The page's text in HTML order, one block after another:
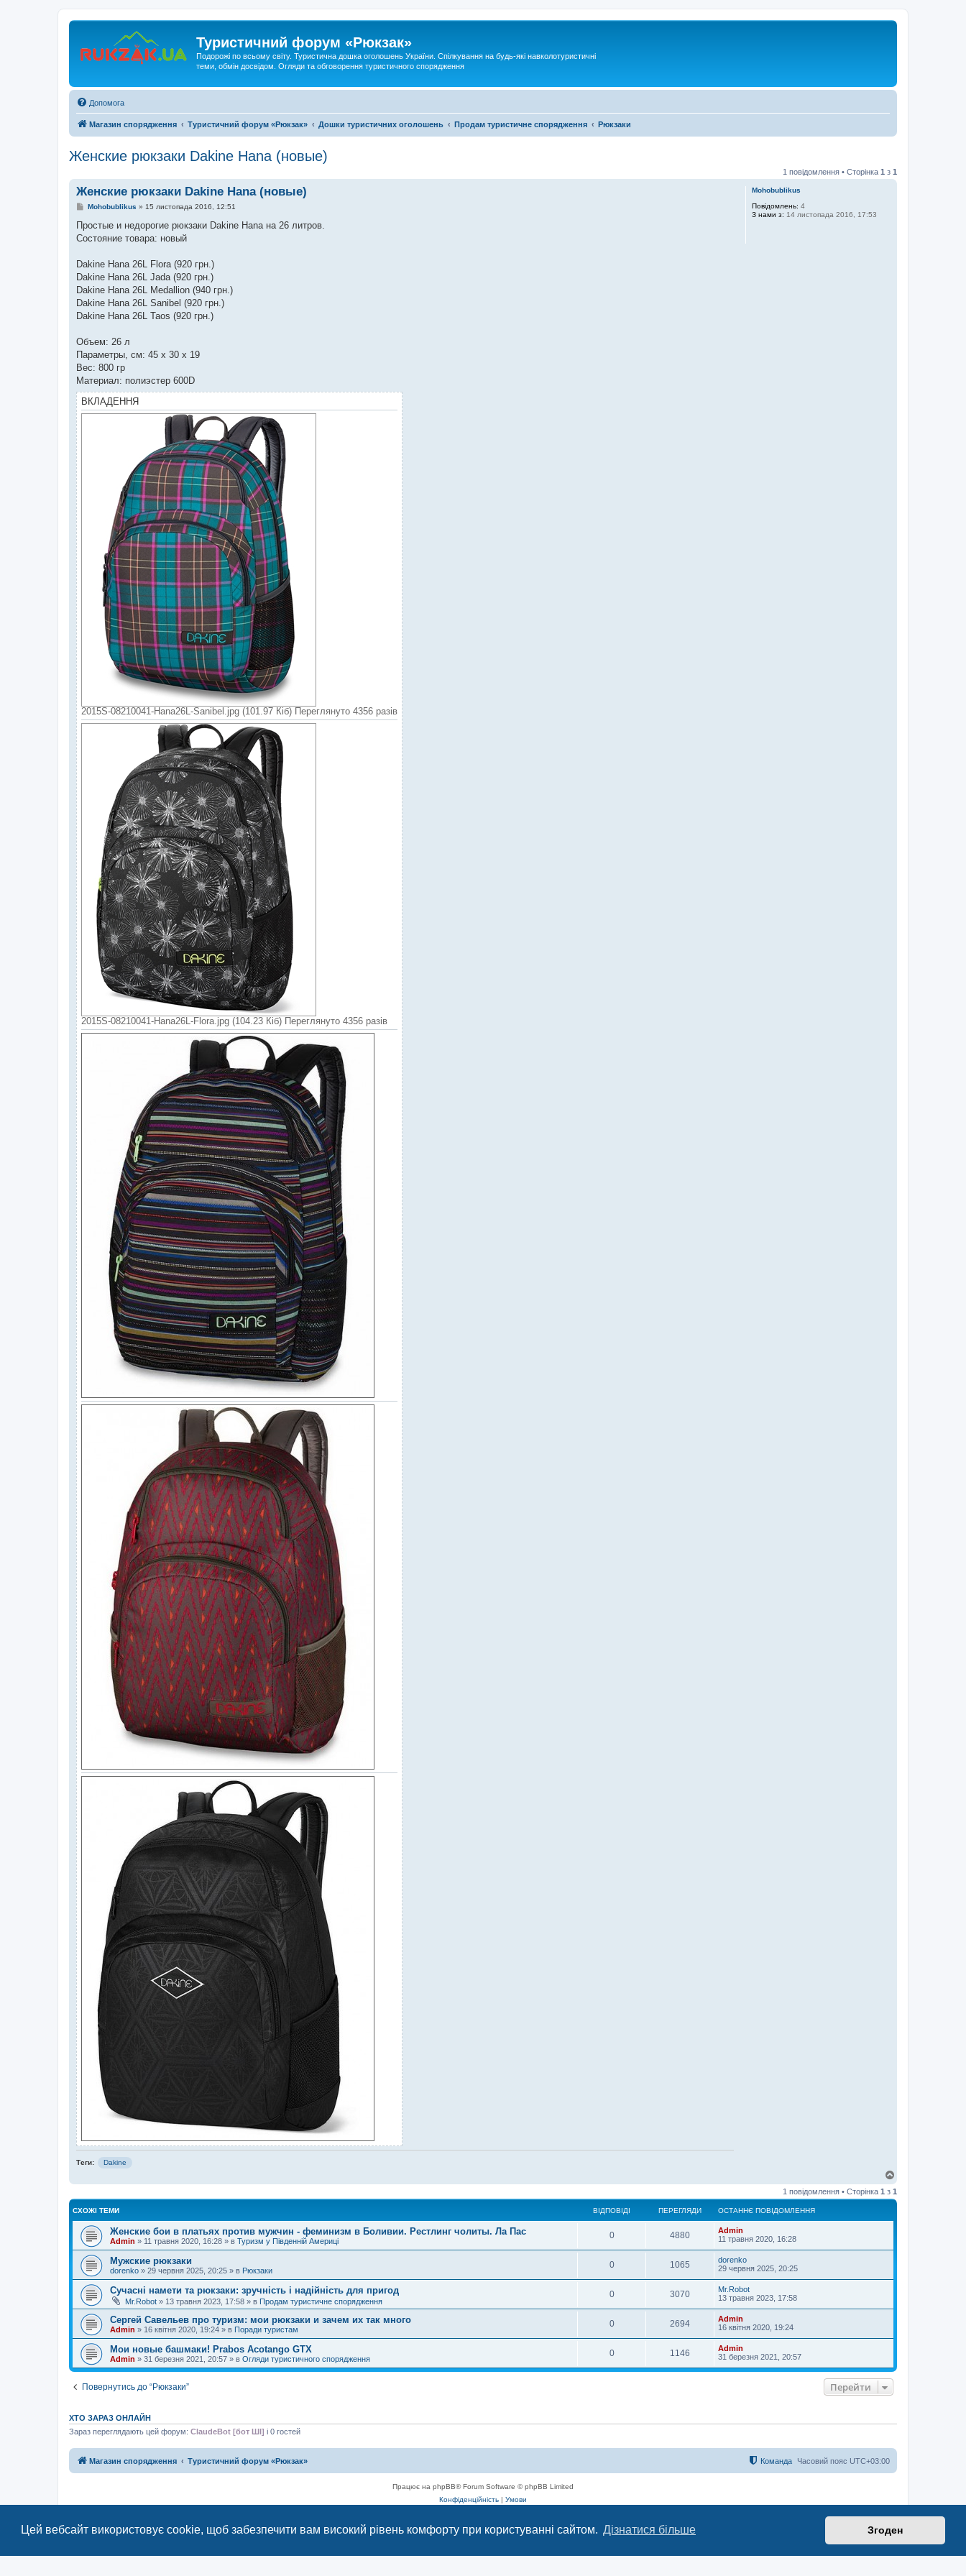
Цей вебсайт використовує cookie, щоб забезпечити вам високий рівень комфорту при користуванні сайтом. Дізнатися більше Згоден
Туристичний форум «Рюкзак»
Подорожі по всьому світу. Туристична дошка оголошень України. Спілкування на будь-які навколотуристичні
теми, обмін досвідом. Огляди та обговорення туристичного спорядження
Допомога
Магазин спорядження Туристичний форум «Рюкзак» Дошки туристичних оголошень Продам туристичне спорядження Рюкзаки
Женские рюкзаки Dakine Hana (новые)
1 повідомлення • Сторінка 1 з 1
Mohobublikus
Повідомлень: 4
З нами з: 14 листопада 2016, 17:53
Женские рюкзаки Dakine Hana (новые)
П
в
д
л
е
н
я
Mohobublikus » 15 листопада 2016, 12:51
Простые и недорогие рюкзаки Dakine Hana на 26 литров.
Состояние товара: новый
Dakine Hana 26L Flora (920 грн.)
Dakine Hana 26L Jada (920 грн.)
Dakine Hana 26L Medallion (940 грн.)
Dakine Hana 26L Sanibel (920 грн.)
Dakine Hana 26L Taos (920 грн.)
Объем: 26 л
Параметры, см: 45 x 30 x 19
Вес: 800 гр
Материал: полиэстер 600D
ВКЛАДЕННЯ
2015S-08210041-Hana26L-Sanibel.jpg (101.97 Кіб) Переглянуто 4356 разів
2015S-08210041-Hana26L-Flora.jpg (104.23 Кіб) Переглянуто 4356 разів
Теги: Dakine
г
о
1 повідомлення • Сторінка 1 з 1
СХОЖІ ТЕМИ ВІДПОВІДІ ПЕРЕГЛЯДИ ОСТАННЄ ПОВІДОМЛЕННЯ
Женские бои в платьях против мужчин - феминизм в Боливии. Рестлинг чолиты. Ла Пас
Admin » 11 травня 2020, 16:28 » в Туризм у Південній Америці
0 4880
Admin
11 травня 2020, 16:28
Мужские рюкзаки
dorenko » 29 червня 2025, 20:25 » в Рюкзаки
0 1065
dorenko
29 червня 2025, 20:25
Сучасні намети та рюкзаки: зручність і надійність для пригод
Mr.Robot » 13 травня 2023, 17:58 » в Продам туристичне спорядження
0 3070
Mr.Robot
13 травня 2023, 17:58
Сергей Савельев про туризм: мои рюкзаки и зачем их так много
Admin » 16 квітня 2020, 19:24 » в Поради туристам
0 2694
Admin
16 квітня 2020, 19:24
Мои новые башмаки! Prabos Acotango GTX
Admin » 31 березня 2021, 20:57 » в Огляди туристичного спорядження
0 1146
Admin
31 березня 2021, 20:57
Повернутись до “Рюкзаки” Перейти
ХТО ЗАРАЗ ОНЛАЙН
Зараз переглядають цей форум: ClaudeBot [бот ШІ] і 0 гостей
Магазин спорядження Туристичний форум «Рюкзак» Часовий пояс UTC+03:00
Команда
Працює на phpBB® Forum Software © phpBB Limited
Конфіденційність | Умови